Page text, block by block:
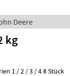
Deere
kg
1 / 2 / 3 / 4 8 Stück